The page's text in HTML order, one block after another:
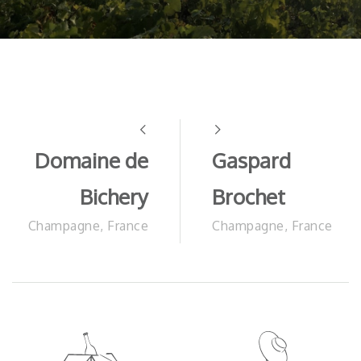
Domaine de
Bichery
Champagne, France
Gaspard
Brochet
Champagne, France